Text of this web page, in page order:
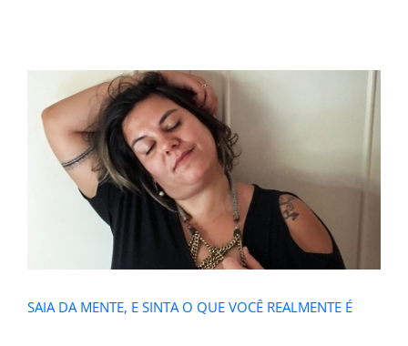
SAIA DA MENTE, E SINTA O QUE
VOCÊ REALMENTE É
SAIA DA MENTE, E SINTA O QUE VOCÊ REALMENTE É